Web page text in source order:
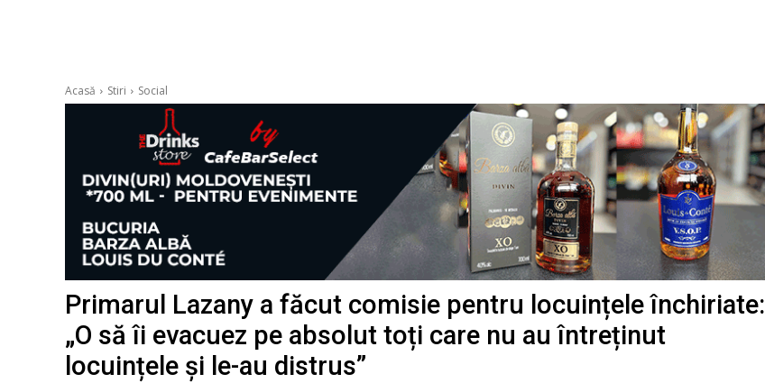
Acasă Stiri Social
Primarul Lazany a făcut comisie pentru locuințele închiriate:
„O să îi evacuez pe absolut toți care nu au întreținut
locuințele și le-au distrus”